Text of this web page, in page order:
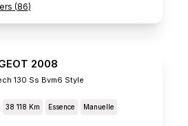
(86)
2008
130 Ss Bvm6 Style
38 118 Km Essence Manuelle